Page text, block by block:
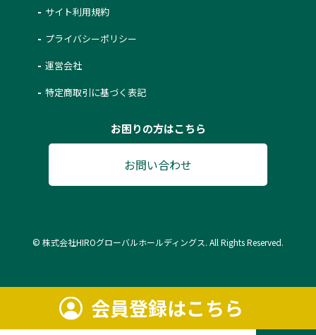
会員登録はこちら
サイト利用規約
プライバシーポリシー
運営会社
特定商取引に基づく表記
お困りの方はこちら
お問い合わせ
© 株式会社HIROグローバルホールディングス. All Rights Reserved.